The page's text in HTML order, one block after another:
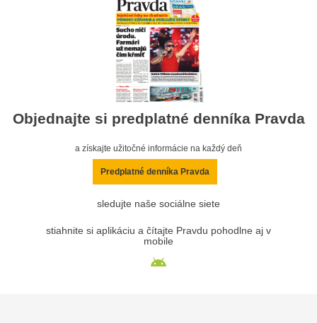
Objednajte si predplatné denníka Pravda
a získajte užitočné informácie na každý deň
Predplatné denníka Pravda
sledujte naše sociálne siete
stiahnite si aplikáciu a čítajte Pravdu pohodlne aj v
mobile